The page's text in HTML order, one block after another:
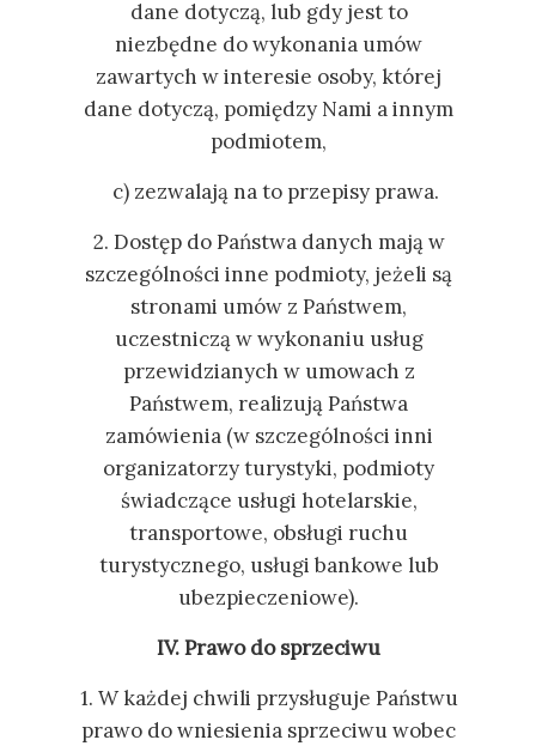
dane dotyczą, lub gdy jest to
niezbędne do wykonania umów
zawartych w interesie osoby, której
dane dotyczą, pomiędzy Nami a innym
podmiotem,
c) zezwalają na to przepisy prawa.
2. Dostęp do Państwa danych mają w
szczególności inne podmioty, jeżeli są
stronami umów z Państwem,
uczestniczą w wykonaniu usług
przewidzianych w umowach z
Państwem, realizują Państwa
zamówienia (w szczególności inni
organizatorzy turystyki, podmioty
świadczące usługi hotelarskie,
transportowe, obsługi ruchu
turystycznego, usługi bankowe lub
ubezpieczeniowe).
IV. Prawo do sprzeciwu
1. W każdej chwili przysługuje Państwu
prawo do wniesienia sprzeciwu wobec